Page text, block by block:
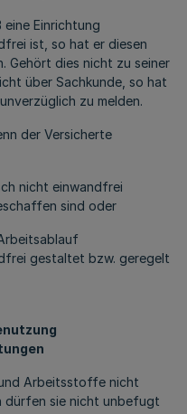
Einrichtung
ist, so hat er diesen
Gehört dies nicht zu seiner
über Sachkunde, so hat
zu melden.
der Versicherte
nicht einwandfrei
sind oder
gestaltet bzw. geregelt
Arbeitsstoffe nicht
dürfen sie nicht unbefugt